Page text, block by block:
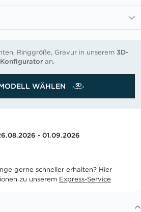
Ringgröße, Gravur in unserem 3D-
Konfiguratoran.
WÄHLEN
- 01.09.2026
gerne schneller erhalten? Hier
zu unserem Express-Service